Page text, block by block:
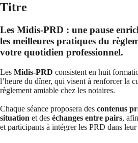
Titre
Les Midis-PRD : une pause
les meilleures pratiques du
votre quotidien professionnel.
Les Midis-PRD consistent en huit
l’heure du dîner, qui visent à renforcer la
règlement amiable chez les notaires.
Chaque séance proposera des contenus
situation et des échanges entre pairs,
et participants à intégrer les PRD dans